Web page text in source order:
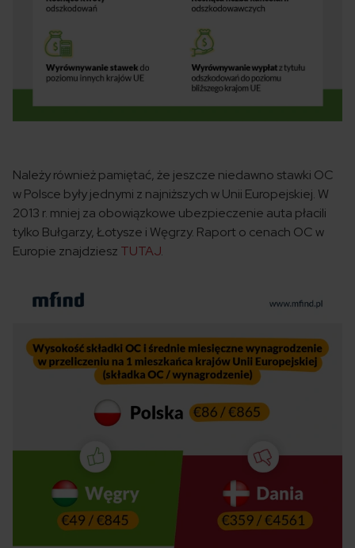
Należy również pamiętać, że jeszcze niedawno stawki OC
w Polsce były jednymi z najniższych w Unii Europejskiej. W
2013 r. mniej za obowiązkowe ubezpieczenie auta płacili
tylko Bułgarzy, Łotysze i Węgrzy. Raport o cenach OC w
Europie znajdziesz TUTAJ.